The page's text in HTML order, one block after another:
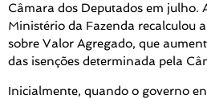
Câmara dos Deputados em julho.
Ministério da Fazenda recalculou
sobre Valor Agregado, que
das isenções determinada pela
Inicialmente, quando o governo